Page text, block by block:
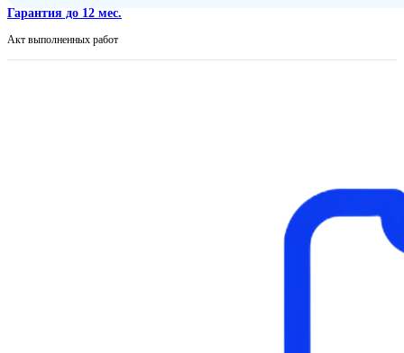
Гарантия до 12 мес.
Акт выполненных работ